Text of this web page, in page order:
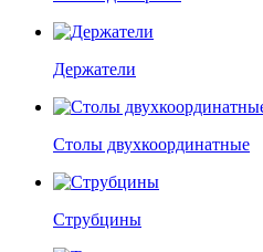
Держатели
Столы двухкоординатные
Струбцины